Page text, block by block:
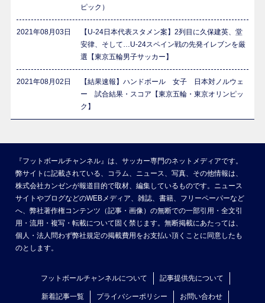
ピック）
2021年08月03日
【U-24日本代表スタメン案】2列目に久保建英、堂
安律、そして…U-24スペイン戦の先発イレブンを厳
選【東京五輪男子サッカー】
2021年08月02日
【結果速報】ハンドボール 女子 日本対ノルウェ
ー 試合結果・スコア【東京五輪・東京オリンピッ
ク】
『フットボールチャンネル』は、サッカー専門のネットメディアです。
弊サイトに記載されている、コラム、ニュース、写真、その他情報は、
株式会社カンゼンが報道目的で取材、編集しているものです。ニュース
サイトやブログなどのWEBメディア、雑誌、書籍、フリーペーパーなど
へ、弊社著作権コンテンツ（記事・画像）の無断での一部引用・全文引
用・流用・複写・転載について固く禁じます。無断掲載にあたっては、
個人・法人問わず弊社規定の掲載費用をお支払い頂くことに同意したも
のとします。
フットボールチャンネルについて 記事提供先について
新着記事一覧 プライバシーポリシー お問い合わせ